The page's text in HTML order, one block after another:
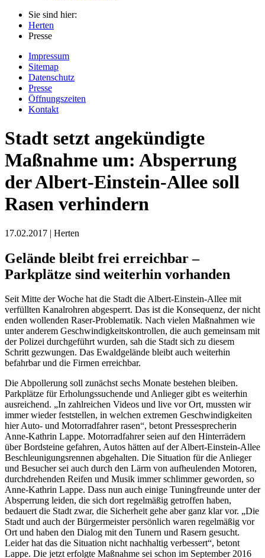
Sie sind hier:
Herten
Presse
Impressum
Sitemap
Datenschutz
Presse
Öffnungszeiten
Kontakt
Stadt setzt angekündigte
Maßnahme um: Absperrung
der Albert-Einstein-Allee soll
Rasen verhindern
17.02.2017 | Herten
Gelände bleibt frei erreichbar –
Parkplätze sind weiterhin vorhanden
Seit Mitte der Woche hat die Stadt die Albert-Einstein-Allee mit
verfüllten Kanalrohren abgesperrt. Das ist die Konsequenz, der nicht
enden wollenden Raser-Problematik. Nach vielen Maßnahmen wie
unter anderem Geschwindigkeitskontrollen, die auch gemeinsam mit
der Polizei durchgeführt wurden, sah die Stadt sich zu diesem
Schritt gezwungen. Das Ewaldgelände bleibt auch weiterhin
befahrbar und die Firmen erreichbar.
Die Abpollerung soll zunächst sechs Monate bestehen bleiben.
Parkplätze für Erholungssuchende und Anlieger gibt es weiterhin
ausreichend. „In zahlreichen Videos und live vor Ort, mussten wir
immer wieder feststellen, in welchen extremen Geschwindigkeiten
hier Auto- und Motorradfahrer rasen“, betont Pressesprecherin
Anne-Kathrin Lappe. Motorradfahrer seien auf den Hinterrädern
über Bordsteine gefahren, Autos hätten auf der Albert-Einstein-Allee
Beschleunigungsrennen abgehalten. Die Situation für die Anlieger
und Besucher sei auch durch den Lärm von aufheulenden Motoren,
durchdrehenden Reifen und Musik immer schlimmer geworden, so
Anne-Kathrin Lappe. Dass nun auch einige Tuningfreunde unter der
Absperrung leiden, die sich dort regelmäßig getroffen haben,
bedauert die Stadt zwar, die Sicherheit gehe aber ganz klar vor. „Die
Stadt und auch der Bürgermeister persönlich waren regelmäßig vor
Ort und haben den Dialog mit den Tunern und Rasern gesucht.
Leider hat das die Situation nicht nachhaltig verbessert“, betont
Lappe. Die jetzt erfolgte Maßnahme sei schon im September 2016